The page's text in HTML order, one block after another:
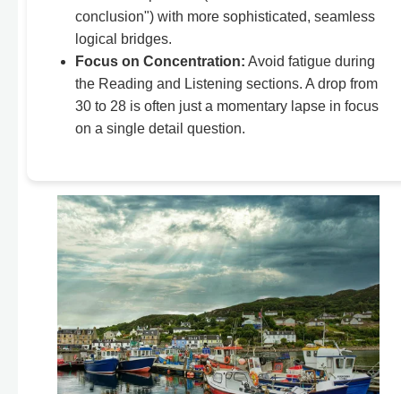
conclusion") with more sophisticated, seamless
logical bridges.
Focus on Concentration: Avoid fatigue during
the Reading and Listening sections. A drop from
30 to 28 is often just a momentary lapse in focus
on a single detail question.